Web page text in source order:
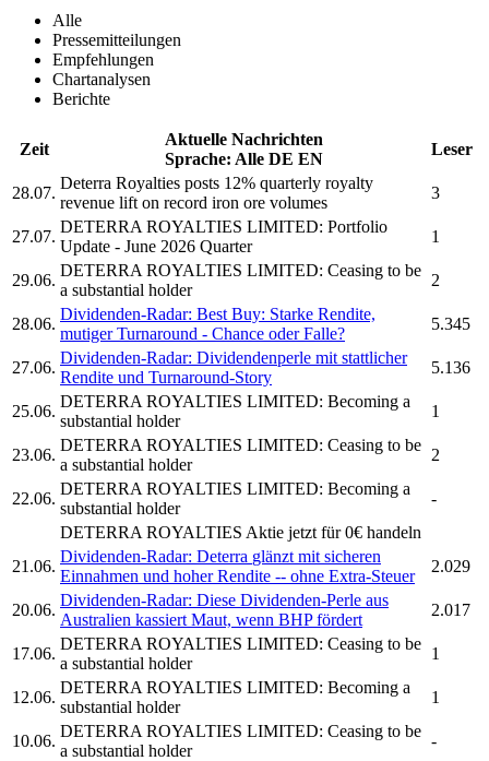
Alle
Pressemitteilungen
Empfehlungen
Chartanalysen
Berichte
Zeit
Aktuelle Nachrichten
Sprache: Alle DE EN
Leser
28.07.
Deterra Royalties posts 12% quarterly royalty
revenue lift on record iron ore volumes
3
27.07.
DETERRA ROYALTIES LIMITED: Portfolio
Update - June 2026 Quarter
1
29.06.
DETERRA ROYALTIES LIMITED: Ceasing to be
a substantial holder
2
28.06.
Dividenden-Radar: Best Buy: Starke Rendite,
mutiger Turnaround - Chance oder Falle?
5.345
27.06.
Dividenden-Radar: Dividendenperle mit stattlicher
Rendite und Turnaround-Story
5.136
25.06.
DETERRA ROYALTIES LIMITED: Becoming a
substantial holder
1
23.06.
DETERRA ROYALTIES LIMITED: Ceasing to be
a substantial holder
2
22.06.
DETERRA ROYALTIES LIMITED: Becoming a
substantial holder
-
DETERRA ROYALTIES Aktie jetzt für 0€ handeln
21.06.
Dividenden-Radar: Deterra glänzt mit sicheren
Einnahmen und hoher Rendite -- ohne Extra-Steuer
2.029
20.06.
Dividenden-Radar: Diese Dividenden-Perle aus
Australien kassiert Maut, wenn BHP fördert
2.017
17.06.
DETERRA ROYALTIES LIMITED: Ceasing to be
a substantial holder
1
12.06.
DETERRA ROYALTIES LIMITED: Becoming a
substantial holder
1
10.06.
DETERRA ROYALTIES LIMITED: Ceasing to be
a substantial holder
-